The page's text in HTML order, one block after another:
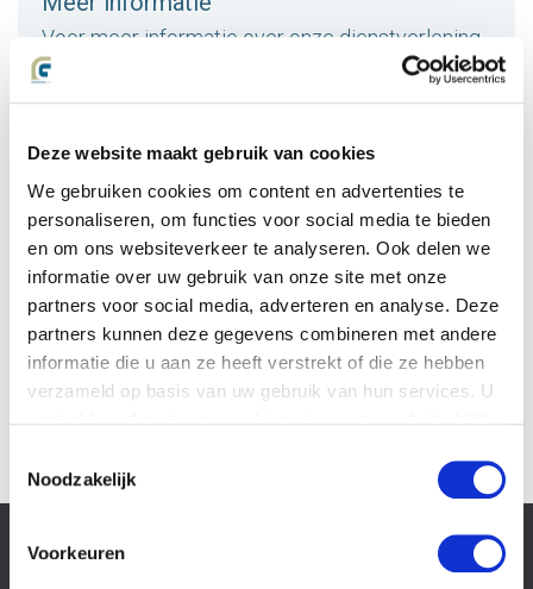
Deze website maakt gebruik van cookies
We gebruiken cookies om content en advertenties te
personaliseren, om functies voor social media te bieden
en om ons websiteverkeer te analyseren. Ook delen we
informatie over uw gebruik van onze site met onze
partners voor social media, adverteren en analyse. Deze
partners kunnen deze gegevens combineren met andere
informatie die u aan ze heeft verstrekt of die ze hebben
verzameld op basis van uw gebruik van hun services. U
Noodzakelijk
Voorkeuren
Voor meer informatie over onze dienstverlening,
een vrijblijvend gesprek of advies kunt u contact
opnemen met
drs. Joost Groot
078 6 443 440
jgroot@letselschade.com
Angela Kleijn
078 6 443 440
akleijn@letselschade.com
Slachtoffer van